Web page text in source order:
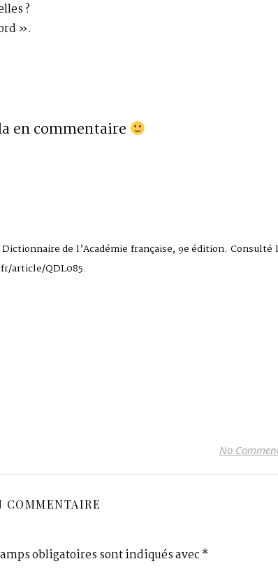
?
».
en commentaire
de l’Académie française, 9e édition. Consulté
article/QDL085.
No
COMMENTAIRE
obligatoires sont indiqués avec *